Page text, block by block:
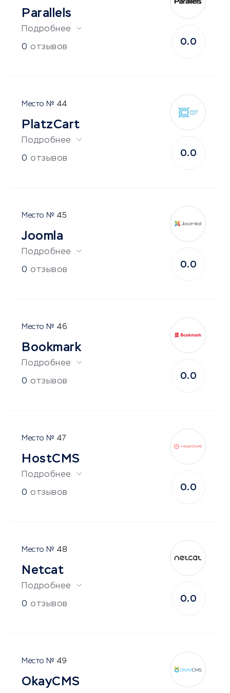
Parallels
Подробнее
0 отзывов
0.0
44
PlatzCart
Подробнее
0 отзывов
0.0
45
Joomla
Подробнее
0 отзывов
0.0
46
Bookmark
Подробнее
0 отзывов
0.0
47
HostCMS
Подробнее
0 отзывов
0.0
48
Netcat
Подробнее
0 отзывов
0.0
49
OkayCMS